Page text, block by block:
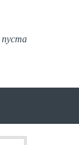
пуста